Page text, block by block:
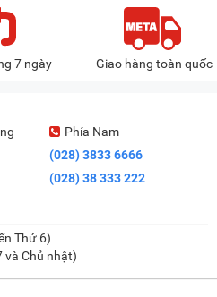
7 ngày Giao hàng toàn quốc
Phía Nam
(028) 3833 6666
(028) 38 333 222
Thứ 6)
và Chủ nhật)